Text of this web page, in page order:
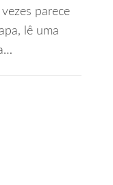
parece
lê uma